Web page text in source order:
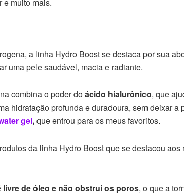
a linha Hydro Boost se destaca por sua
uma pele saudável, macia e radiante.
combina o poder doácido hialurônico, que
hidratação profunda e duradoura, sem deixar
gel,que entrou para os meus favoritos.
da linha Hydro Boost que se destacou
livre de óleo e não obstrui os poros, o que a